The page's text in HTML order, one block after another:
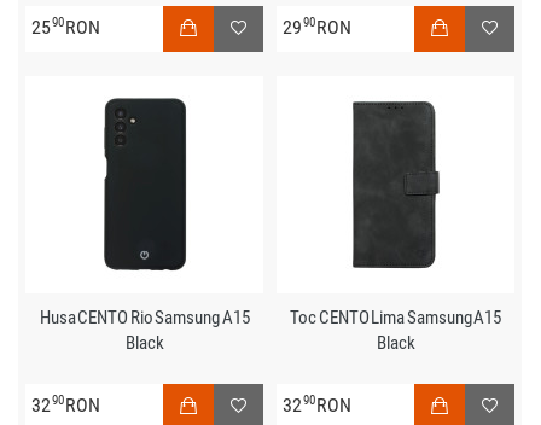
2590RON 2990RON
Husa CENTO Rio Samsung A15
Black
3290RON
Toc CENTO Lima Samsung A15
Black
3290RON